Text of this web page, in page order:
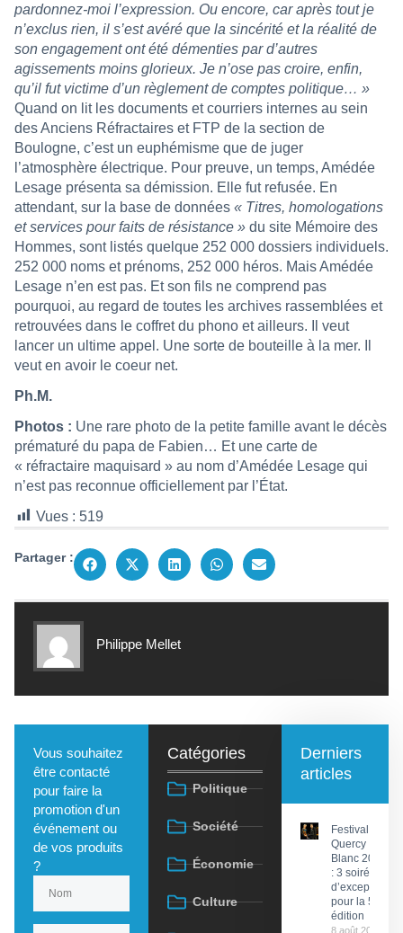
pardonnez-moi l’expression. Ou encore, car après tout je
n’exclus rien, il s’est avéré que la sincérité et la réalité de
son engagement ont été démenties par d’autres
agissements moins glorieux. Je n’ose pas croire, enfin,
qu’il fut victime d’un règlement de comptes politique… »
Quand on lit les documents et courriers internes au sein
des Anciens Réfractaires et FTP de la section de
Boulogne, c’est un euphémisme que de juger
l’atmosphère électrique. Pour preuve, un temps, Amédée
Lesage présenta sa démission. Elle fut refusée. En
attendant, sur la base de données « Titres, homologations
et services pour faits de résistance » du site Mémoire des
Hommes, sont listés quelque 252 000 dossiers individuels.
252 000 noms et prénoms, 252 000 héros. Mais Amédée
Lesage n’en est pas. Et son fils ne comprend pas
pourquoi, au regard de toutes les archives rassemblées et
retrouvées dans le coffret du phono et ailleurs. Il veut
lancer un ultime appel. Une sorte de bouteille à la mer. Il
veut en avoir le coeur net.
Ph.M.
Photos : Une rare photo de la petite famille avant le décès
prématuré du papa de Fabien… Et une carte de
« réfractaire maquisard » au nom d’Amédée Lesage qui
n’est pas reconnue officiellement par l’État.
Vues : 519
Partager :
Philippe Mellet
Vous souhaitez
être contacté
pour faire la
promotion d'un
événement ou
de vos produits
?
Catégories
Politique
Société
Économie
Culture
Derniers
articles
Festival du
Quercy
Blanc 2026
: 3 soirées
d’exception
pour la 58e
édition
8 août 2026